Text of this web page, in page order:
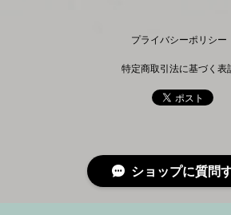
プライバシーポリシー
特定商取引法に基づく表
ショップに質問